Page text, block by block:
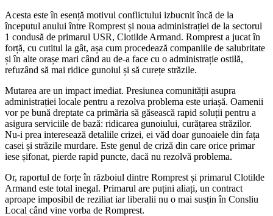
Acesta este în esență motivul conflictului izbucnit încă de la
începutul anului între Romprest și noua administrației de la sectorul
1 condusă de primarul USR, Clotilde Armand. Romprest a jucat în
forță, cu cutitul la gât, așa cum procedează companiile de salubritate
și în alte orașe mari când au de-a face cu o administrație ostilă,
refuzând să mai ridice gunoiul și să curețe străzile.
Mutarea are un impact imediat. Presiunea comunității asupra
administrației locale pentru a rezolva problema este uriașă. Oamenii
vor pe bună dreptate ca primăria să găsească rapid soluții pentru a
asigura serviciile de bază: ridicarea gunoiului, curățarea străzilor.
Nu-i prea interesează detaliile crizei, ei văd doar gunoaiele din fața
casei și străzile murdare. Este genul de criză din care orice primar
iese șifonat, pierde rapid puncte, dacă nu rezolvă problema.
Or, raportul de forțe în războiul dintre Romprest și primarul Clotilde
Armand este total inegal. Primarul are puțini aliați, un contract
aproape imposibil de reziliat iar liberalii nu o mai susțin în Consliu
Local când vine vorba de Romprest.